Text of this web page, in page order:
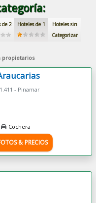
de 2 Hoteles de 1
Hoteles sin
Categorizar
propietarios
- Pinamar
Cochera
& PRECIOS